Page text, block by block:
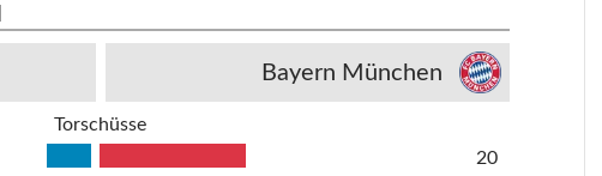
Bayern München
Torschüsse
20